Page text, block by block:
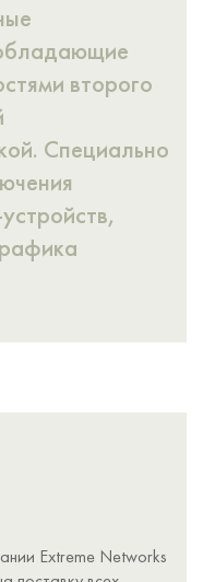
второго
Специально
,
Extreme Networks